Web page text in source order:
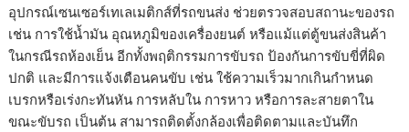
อุปกรณ์เซนเซอร์เทเลเมติกส์ที่รถขนส่ง ช่วยตรวจสอบสถานะของรถ
เช่น การใช้น้ำมัน อุณหภูมิของเครื่องยนต์ หรือแม้แต่ตู้ขนส่งสินค้า
ในกรณีรถห้องเย็น อีกทั้งพฤติกรรมการขับรถ ป้องกันการขับขี่ที่ผิด
ปกติ และมีการแจ้งเตือนคนขับ เช่น ใช้ความเร็วมากเกินกำหนด
เบรกหรือเร่งกะทันหัน การหลับใน การหาว หรือการละสายตาใน
ขณะขับรถ เป็นต้น สามารถติดตั้งกล้องเพื่อติดตามและบันทึก